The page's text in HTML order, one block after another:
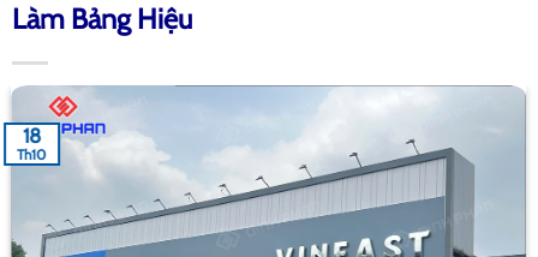
Làm Bảng Hiệu
18
Th10